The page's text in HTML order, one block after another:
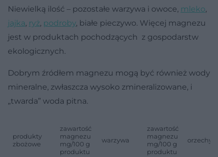
Niewielką ilość – pozostałe warzywa i owoce, mleko,
jajka, ryż, podroby, białe pieczywo. Więcej magnezu
jest w produktach pochodzących z gospodarstw
ekologicznych.
Dobrym źródłem magnezu mogą być również wody
mineralne, zwłaszcza wysoko zmineralizowane, i
„twarda” woda pitna.
produkty
zbożowe
zawartość
magnezu
mg/100 g
produktu
warzywa
zawartość
magnezu
mg/100 g
produktu
orzechy